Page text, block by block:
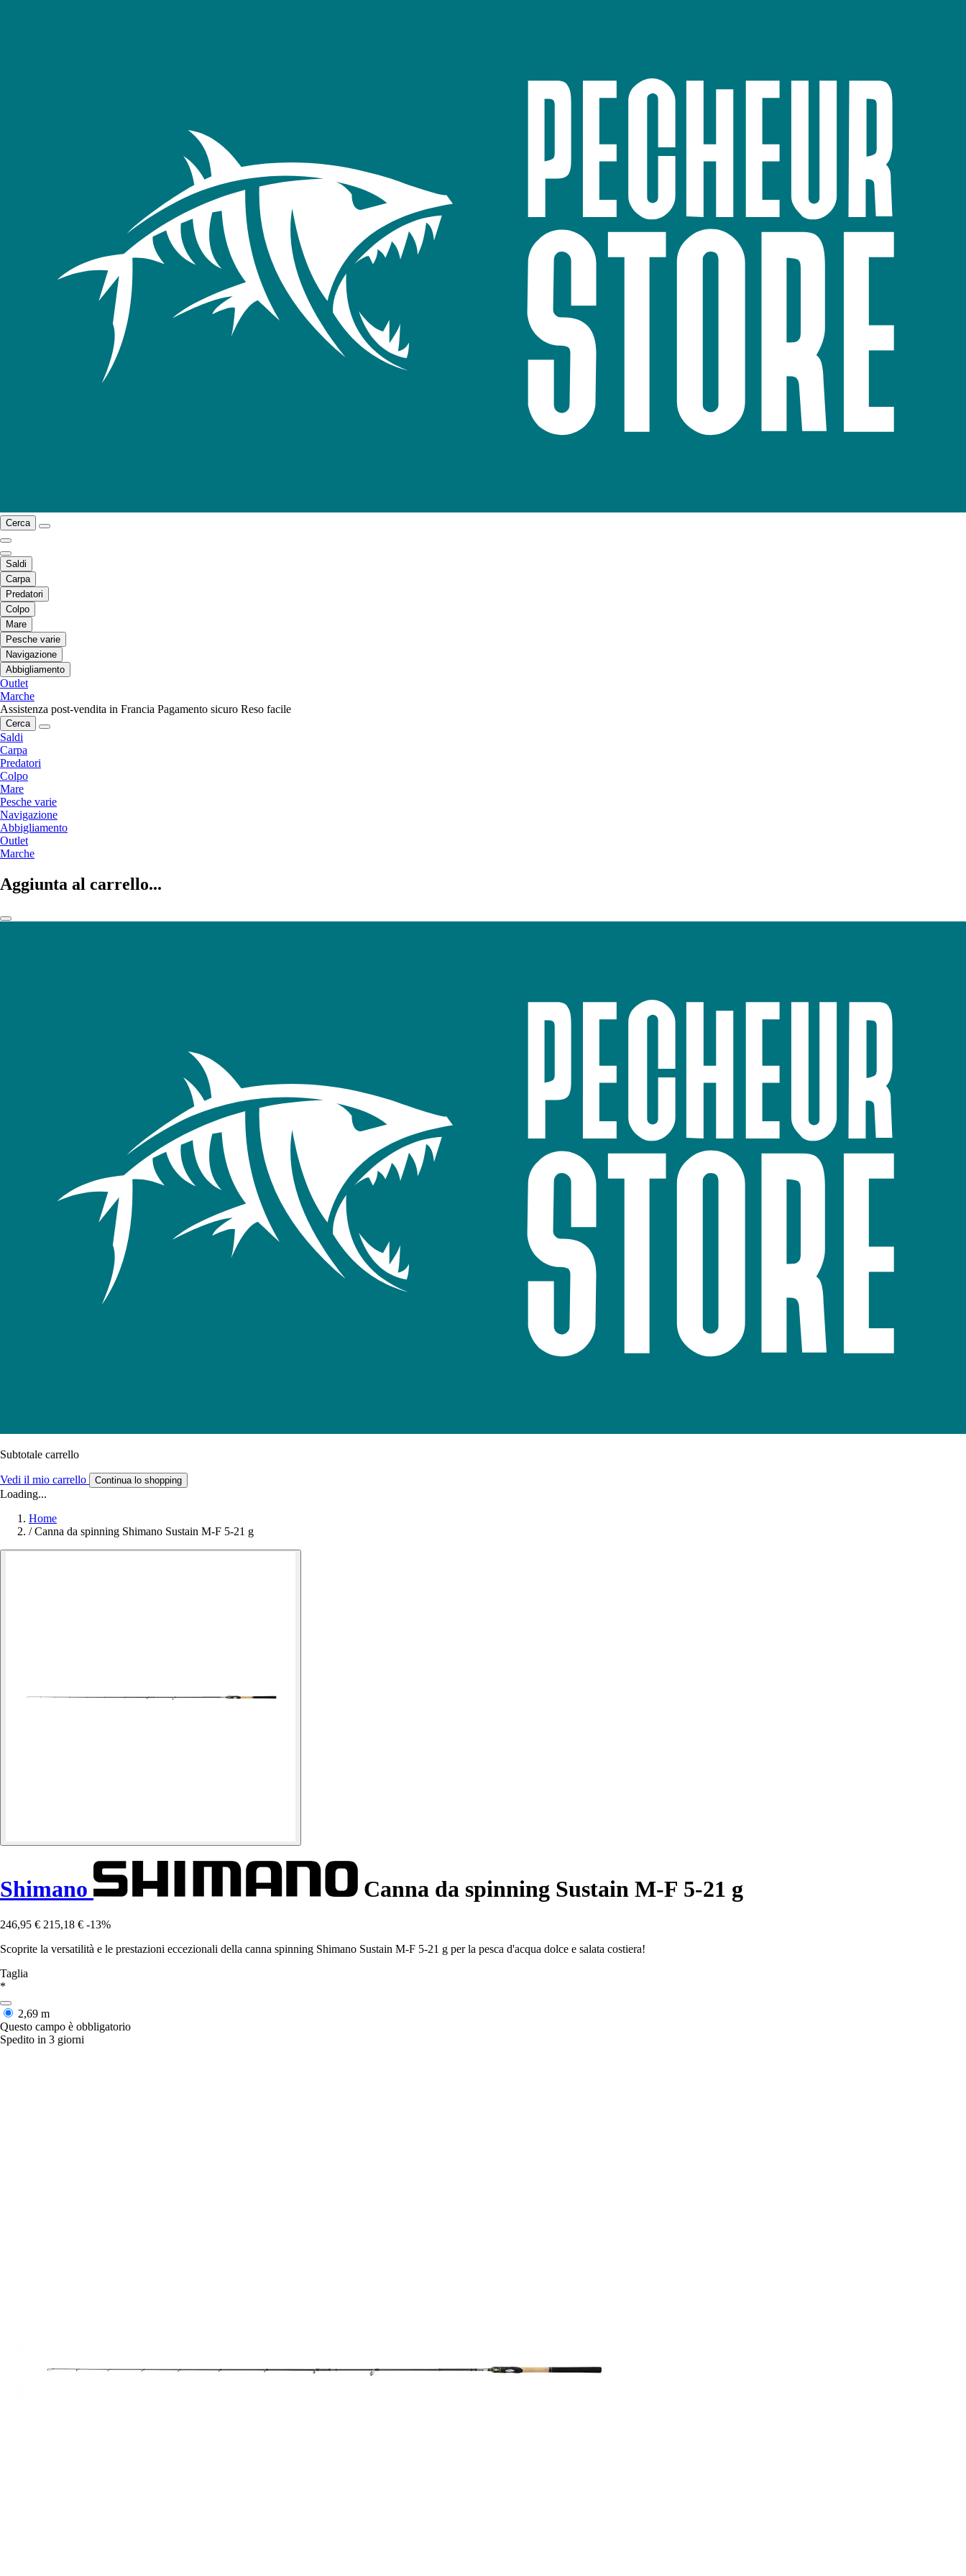
Cerca
Saldi
Carpa
Predatori
Colpo
Mare
Pesche varie
Navigazione
Abbigliamento
Outlet
Marche
Assistenza post-vendita in Francia Pagamento sicuro Reso facile
Cerca
Saldi
Carpa
Predatori
Colpo
Mare
Pesche varie
Navigazione
Abbigliamento
Outlet
Marche
Aggiunta al carrello...
Subtotale carrello
Vedi il mio carrello Continua lo shopping
Loading...
Home
/ Canna da spinning Shimano Sustain M-F 5-21 g
Shimano Canna da spinning Sustain M-F 5-21 g
246,95 € 215,18 € -13%
Scoprite la versatilità e le prestazioni eccezionali della canna spinning Shimano Sustain M-F 5-21 g per la pesca d'acqua dolce e salata costiera!
Taglia
*
2,69 m
Questo campo è obbligatorio
Spedito in 3 giorni